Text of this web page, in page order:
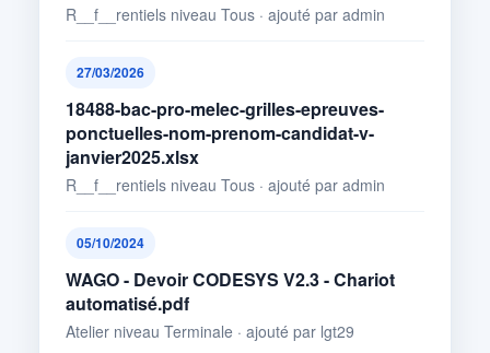
R__f__rentiels niveau Tous · ajouté par admin
27/03/2026
18488-bac-pro-melec-grilles-epreuves-
ponctuelles-nom-prenom-candidat-v-
janvier2025.xlsx
R__f__rentiels niveau Tous · ajouté par admin
05/10/2024
WAGO - Devoir CODESYS V2.3 - Chariot
automatisé.pdf
Atelier niveau Terminale · ajouté par lgt29